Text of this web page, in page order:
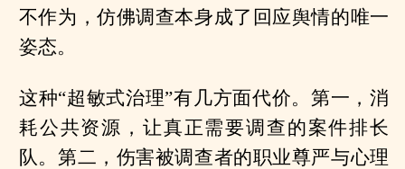
不作为，仿佛调查本身成了回应舆情的唯一
姿态。
这种“超敏式治理”有几方面代价。第一，消
耗公共资源，让真正需要调查的案件排长
队。第二，伤害被调查者的职业尊严与心理